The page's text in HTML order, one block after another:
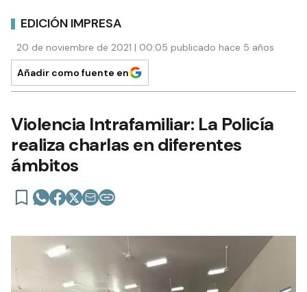
EDICIÓN IMPRESA
20 de noviembre de 2021 | 00:05 publicado hace 5 años
Añadir como fuente en
Violencia Intrafamiliar: La Policía
realiza charlas en diferentes
ámbitos